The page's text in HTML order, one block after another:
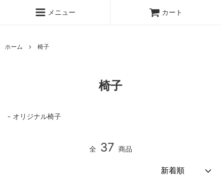
メニュー カート
ホーム 椅子
椅子
オリジナル椅子
全 37 商品